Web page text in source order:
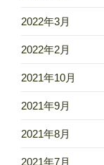
2022年3月
2022年2月
2021年10月
2021年9月
2021年8月
2021年7月